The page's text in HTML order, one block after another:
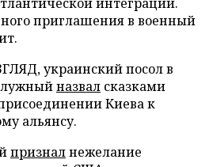
приглашения в военный
украинский посол в
назвал сказками
Киева к
альянсу.
призналнежелание